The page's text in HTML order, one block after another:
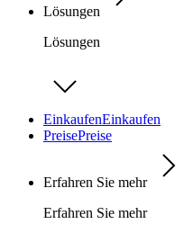
Lösungen
Lösungen
EinkaufenEinkaufen
PreisePreise
Erfahren Sie mehr
Erfahren Sie mehr